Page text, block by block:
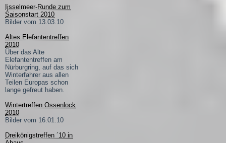
Ijsselmeer-Runde zum
Saisonstart 2010
Bilder vom 13.03.10
Altes Elefantentreffen
2010
Über das Alte
Elefantentreffen am
Nürburgring, auf das sich
Winterfahrer aus allen
Teilen Europas schon
lange gefreut haben.
Wintertreffen Ossenlock
2010
Bilder vom 16.01.10
Dreikönigstreffen ´10 in